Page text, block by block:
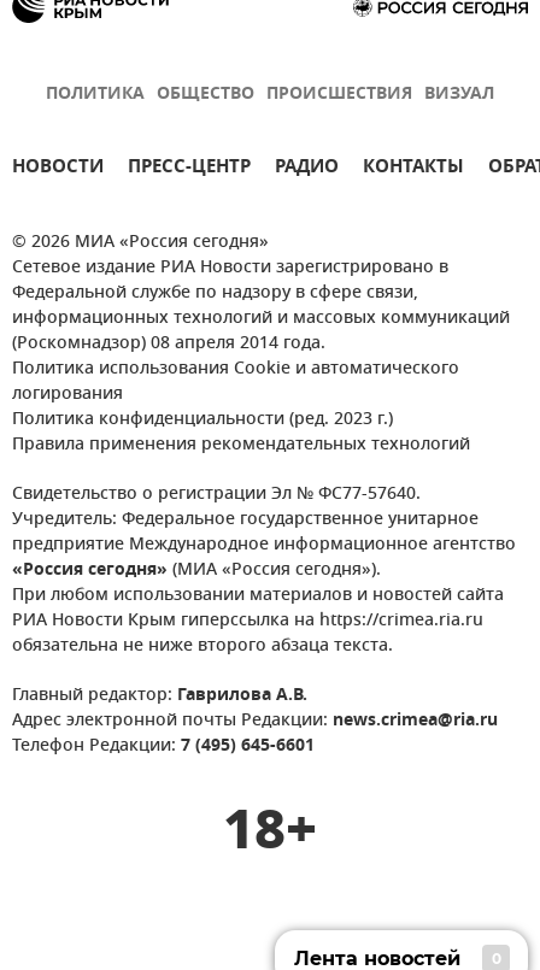
ПОЛИТИКА ОБЩЕСТВО ПРОИСШЕСТВИЯ ВИЗУАЛ
НОВОСТИ ПРЕСС-ЦЕНТР РАДИО КОНТАКТЫ
© 2026 МИА «Россия сегодня»
Сетевое издание РИА Новости зарегистрировано в
Федеральной службе по надзору в сфере связи,
информационных технологий и массовых коммуникаций
(Роскомнадзор) 08 апреля 2014 года.
Политика использования Cookie и автоматического
логирования
Политика конфиденциальности (ред. 2023 г.)
Правила применения рекомендательных технологий
Свидетельство о регистрации Эл № ФС77-57640.
Учредитель: Федеральное государственное унитарное
предприятие Международное информационное агентство
«Россия сегодня» (МИА «Россия сегодня»).
При любом использовании материалов и новостей сайта
РИА Новости Крым гиперссылка на https://crimea.ria.ru
обязательна не ниже второго абзаца текста.
Главный редактор: Гаврилова А.В.
Адрес электронной почты Редакции: news.crimea@ria.ru
Телефон Редакции: 7 (495) 645-6601
18+
Лента новостей 0